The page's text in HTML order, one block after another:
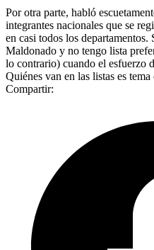
Por otra parte, habló
integrantes nacionales que se
en casi todos los
Maldonado y no tengo lista
lo contrario) cuando el esfuerzo
Quiénes van en las listas es
Compartir: